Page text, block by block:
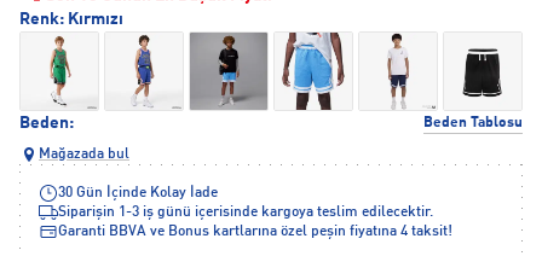
Beden: Beden Tablosu
Renk: Kırmızı
Mağazada bul
30 Gün İçinde Kolay İade
Siparişin 1-3 iş günü içerisinde kargoya teslim edilecektir.
Garanti BBVA ve Bonus kartlarına özel peşin fiyatına 4 taksit!